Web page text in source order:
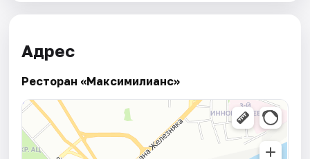
Адрес
Ресторан «Максимилианс»